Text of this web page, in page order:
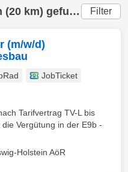
(20 km) gefunden Filter
(m/w/d)
JobTicket
Tarifvertrag TV-L bis
Vergütung in der E9b -
Holstein AöR